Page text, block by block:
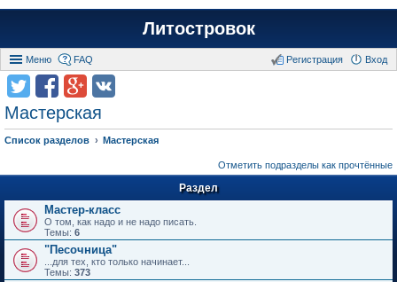
Литостровок
Меню FAQ Вход
Регистрация
Мастерская
Список разделов Мастерская
Отметить подразделы как прочтённые
Раздел
Мастер-класс
О том, как надо и не надо писать.
Темы: 6
"Песочница"
...для тех, кто только начинает...
Темы: 373